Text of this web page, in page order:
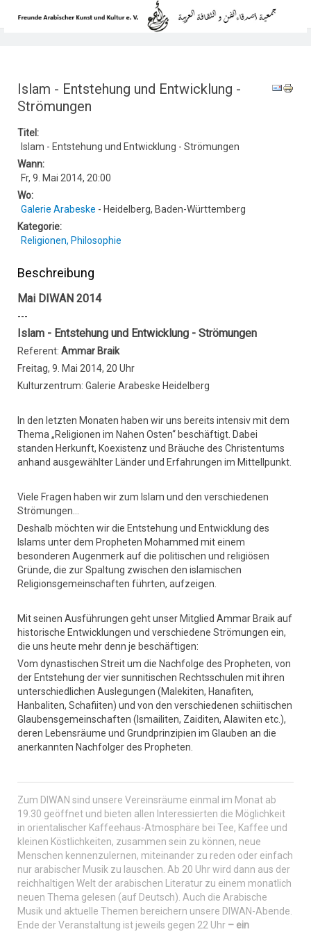
Islam - Entstehung und Entwicklung -
Strömungen
Titel:
Islam - Entstehung und Entwicklung - Strömungen
Wann:
Fr, 9. Mai 2014, 20:00
Wo:
Galerie Arabeske - Heidelberg, Baden-Württemberg
Kategorie:
Religionen, Philosophie
Beschreibung
Mai DIWAN 2014
---
Islam - Entstehung und Entwicklung - Strömungen
Referent: Ammar Braik
Freitag, 9. Mai 2014, 20 Uhr
Kulturzentrum: Galerie Arabeske Heidelberg
In den letzten Monaten haben wir uns bereits intensiv mit dem
Thema „Religionen im Nahen Osten“ beschäftigt. Dabei
standen Herkunft, Koexistenz und Bräuche des Christentums
anhand ausgewählter Länder und Erfahrungen im Mittellpunkt.
Viele Fragen haben wir zum Islam und den verschiedenen
Strömungen…
Deshalb möchten wir die Entstehung und Entwicklung des
Islams unter dem Propheten Mohammed mit einem
besonderen Augenmerk auf die politischen und religiösen
Gründe, die zur Spaltung zwischen den islamischen
Religionsgemeinschaften führten, aufzeigen.
Mit seinen Ausführungen geht unser Mitglied Ammar Braik auf
historische Entwicklungen und verschiedene Strömungen ein,
die uns heute mehr denn je beschäftigen:
Vom dynastischen Streit um die Nachfolge des Propheten, von
der Entstehung der vier sunnitischen Rechtsschulen mit ihren
unterschiedlichen Auslegungen (Malekiten, Hanafiten,
Hanbaliten, Schafiiten) und von den verschiedenen schiitischen
Glaubensgemeinschaften (Ismailiten, Zaiditen, Alawiten etc.),
deren Lebensräume und Grundprinzipien im Glauben an die
anerkannten Nachfolger des Propheten.
Zum DIWAN sind unsere Vereinsräume einmal im Monat ab
19.30 geöffnet und bieten allen Interessierten die Möglichkeit
in orientalischer Kaffeehaus-Atmosphäre bei Tee, Kaffee und
kleinen Köstlichkeiten, zusammen sein zu können, neue
Menschen kennenzulernen, miteinander zu reden oder einfach
nur arabischer Musik zu lauschen. Ab 20 Uhr wird dann aus der
reichhaltigen Welt der arabischen Literatur zu einem monatlich
neuen Thema gelesen (auf Deutsch). Auch die Arabische
Musik und aktuelle Themen bereichern unsere DIWAN-Abende.
Ende der Veranstaltung ist jeweils gegen 22 Uhr – ein